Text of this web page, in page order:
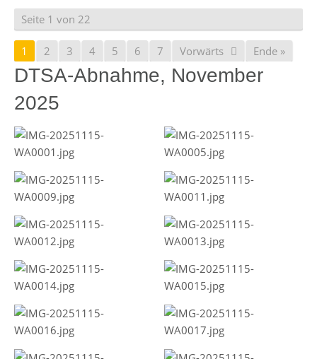
Seite 1 von 22
1 2 3 4 5 6 7 Vorwärts Ende »
DTSA-Abnahme, November
2025